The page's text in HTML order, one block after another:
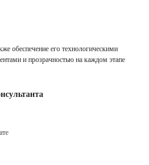
обеспечение его технологическими
и прозрачностью на каждом этапе